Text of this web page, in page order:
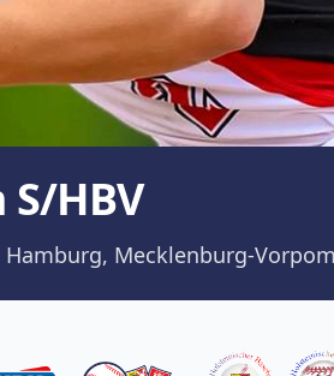
HBV
Mecklenburg-